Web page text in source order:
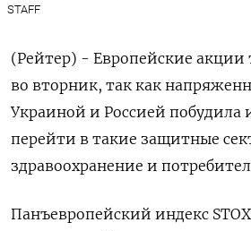
STAFF
(Рейтер) - Европейские акции
во вторник, так как
Украиной и Россией побудила
перейти в такие защитные
здравоохранение и
Панъевропейский индекс